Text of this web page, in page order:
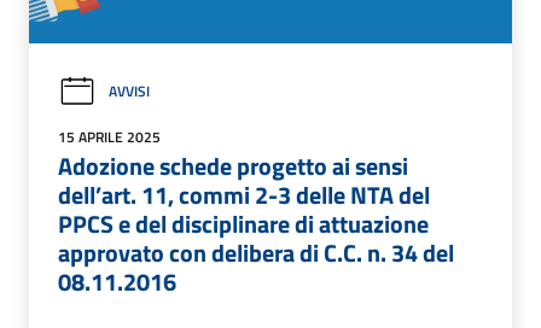
AVVISI
15 APRILE 2025
Adozione schede progetto ai sensi
dell’art. 11, commi 2-3 delle NTA del
PPCS e del disciplinare di attuazione
approvato con delibera di C.C. n. 34 del
08.11.2016